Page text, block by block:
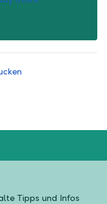
Tipps und Infos